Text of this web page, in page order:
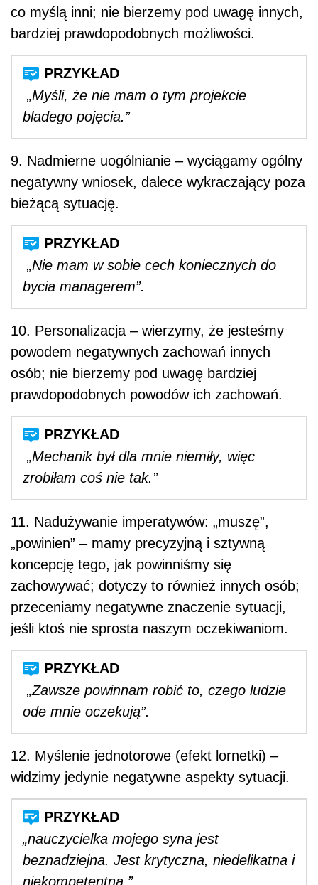
co myślą inni; nie bierzemy pod uwagę innych,
bardziej prawdopodobnych możliwości.
„Myśli, że nie mam o tym projekcie
bladego pojęcia.”
9. Nadmierne uogólnianie – wyciągamy ogólny
negatywny wniosek, dalece wykraczający poza
bieżącą sytuację.
„Nie mam w sobie cech koniecznych do
bycia managerem”.
10. Personalizacja – wierzymy, że jesteśmy
powodem negatywnych zachowań innych
osób; nie bierzemy pod uwagę bardziej
prawdopodobnych powodów ich zachowań.
„Mechanik był dla mnie niemiły, więc
zrobiłam coś nie tak.”
11. Nadużywanie imperatywów: „muszę”,
„powinien” – mamy precyzyjną i sztywną
koncepcję tego, jak powinniśmy się
zachowywać; dotyczy to również innych osób;
przeceniamy negatywne znaczenie sytuacji,
jeśli ktoś nie sprosta naszym oczekiwaniom.
„Zawsze powinnam robić to, czego ludzie
ode mnie oczekują”.
12. Myślenie jednotorowe (efekt lornetki) –
widzimy jedynie negatywne aspekty sytuacji.
„nauczycielka mojego syna jest
beznadziejna. Jest krytyczna, niedelikatna i
niekompetentna.”